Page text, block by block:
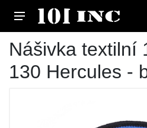
Nášivka textilní
130 Hercules -